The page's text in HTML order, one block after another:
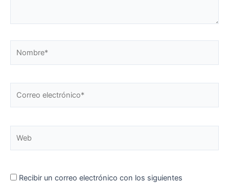
electrónico*
Recibir un correo electrónico con los siguientes